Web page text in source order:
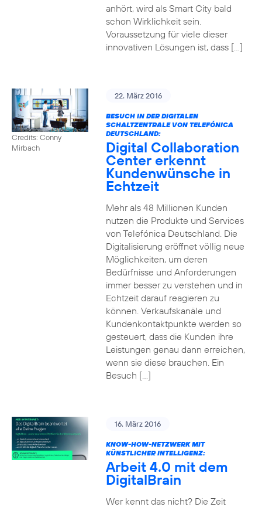
anhört, wird als Smart City bald
schon Wirklichkeit sein.
Voraussetzung für viele dieser
innovativen Lösungen ist, dass […]
Credits: Conny
Mirbach
22. März 2016
BESUCH IN DER DIGITALEN
SCHALTZENTRALE VON TELEFÓNICA
DEUTSCHLAND:
Digital Collaboration
Center erkennt
Kundenwünsche in
Echtzeit
Mehr als 48 Millionen Kunden
nutzen die Produkte und Services
von Telefónica Deutschland. Die
Digitalisierung eröffnet völlig neue
Möglichkeiten, um deren
Bedürfnisse und Anforderungen
immer besser zu verstehen und in
Echtzeit darauf reagieren zu
können. Verkaufskanäle und
Kundenkontaktpunkte werden so
gesteuert, dass die Kunden ihre
Leistungen genau dann erreichen,
wenn sie diese brauchen. Ein
Besuch […]
16. März 2016
KNOW-HOW-NETZWERK MIT
KÜNSTLICHER INTELLIGENZ:
Arbeit 4.0 mit dem
DigitalBrain
Wer kennt das nicht? Die Zeit